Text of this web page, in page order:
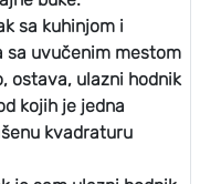
sa kuhinjom i
sa uvučenim mestom
ostava, ulazni hodnik
kojih je jedna
kvadraturu